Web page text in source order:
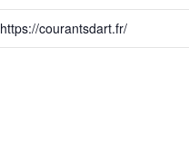
https://courantsdart.fr/